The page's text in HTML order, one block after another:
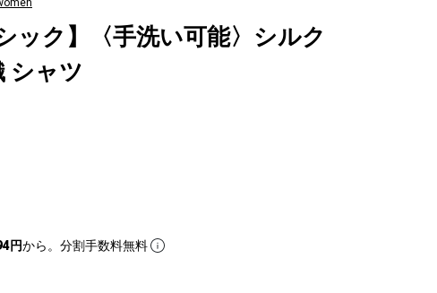
ック】〈手洗い可能〉シルク
シャツ
円から。分割手数料無料